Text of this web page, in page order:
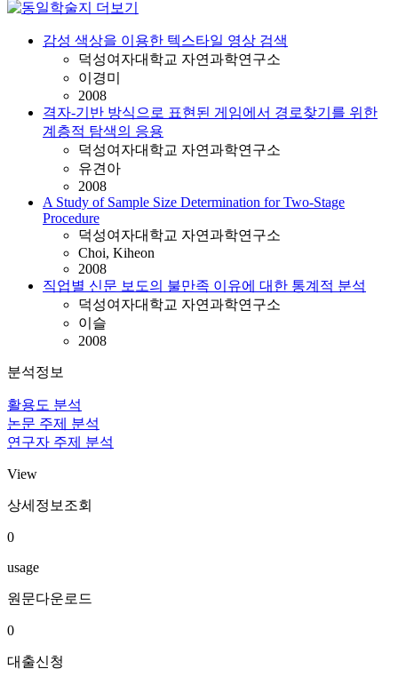
감성 색상을 이용한 텍스타일 영상 검색
덕성여자대학교 자연과학연구소
이경미
2008
격자-기반 방식으로 표현된 게임에서 경로찾기를 위한
계층적 탐색의 응용
덕성여자대학교 자연과학연구소
유견아
2008
A Study of Sample Size Determination for Two-Stage
Procedure
덕성여자대학교 자연과학연구소
Choi, Kiheon
2008
직업별 신문 보도의 불만족 이유에 대한 통계적 분석
덕성여자대학교 자연과학연구소
이슬
2008
분석정보
활용도 분석
논문 주제 분석
연구자 주제 분석
View
상세정보조회
0
usage
원문다운로드
0
대출신청